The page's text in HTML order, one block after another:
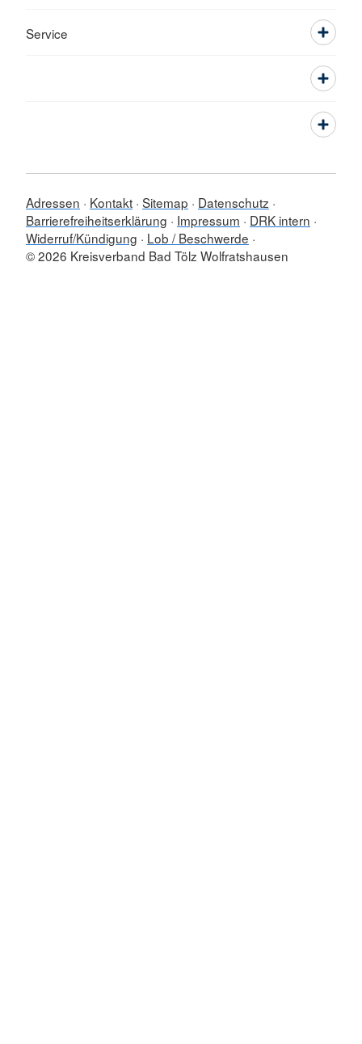
Service
Adressen Kontakt Sitemap
Datenschutz
Barrierefreiheitserklärung
Impressum
DRK intern
Widerruf/Kündigung
Lob / Beschwerde
© 2026 Kreisverband Bad Tölz Wolfratshausen